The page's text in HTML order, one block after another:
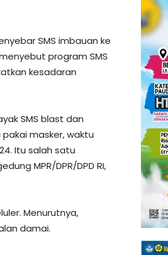
SMS imbauan ke
program SMS
kesadaran
SMS blast dan
masker, waktu
Itu salah satu
MPR/DPR/DPD RI,
Menurutnya,
damai.